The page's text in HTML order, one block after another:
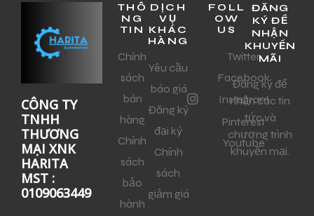
CÔNG TY
TNHH
THƯƠNG
MẠI XNK
HARITA
MST :
0109063449
THÔ
NG
TIN
Chính
sách
bán
hàng
Chính
sách
bảo
hành
DỊCH
VỤ
KHÁC
HÀNG
Yêu cầu
báo giá
Đăng ký
đại ký
Chính
sách
giảm giá
FOLL
OW
US
Twitter
Facebook
Instagram
Pinterest
Youtube
ĐĂNG
KÝ ĐỂ
NHẬN
KHUYẾN
MÃI
Đăng ký để
nhận các tin
tức và
chương trình
khuyến mại.